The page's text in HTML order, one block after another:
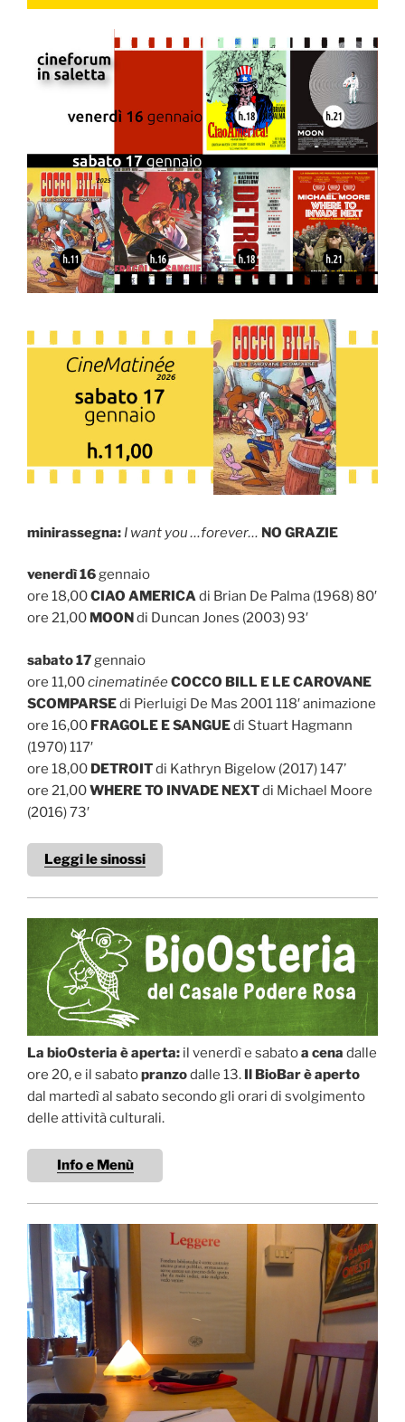
minirassegna: I want you …forever… NO GRAZIE
venerdì 16gennaio
ore 18,00CIAO AMERICAdi Brian De Palma (1968) 80′
ore 21,00 MOON di Duncan Jones (2003) 93′
sabato 17gennaio
ore 11,00cinematinéeCOCCO BILL E LE CAROVANE
SCOMPARSEdi Pierluigi De Mas 2001 118′ animazione
ore 16,00 FRAGOLE E SANGUEdi Stuart Hagmann
(1970) 117′
ore 18,00 DETROITdi Kathryn Bigelow (2017) 147’
ore 21,00WHERE TO INVADE NEXTdi Michael Moore
(2016) 73′
Leggi le sinossi
La bioOsteria è aperta: il venerdì e sabatoa cena dalle
ore 20, e il sabatopranzodalle 13. Il BioBar è aperto
dal martedì al sabato secondo gli orari di svolgimento
delle attività culturali.
Info e Menù